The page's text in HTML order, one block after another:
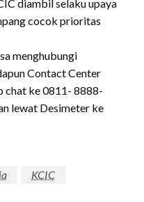
diambil selaku upaya
cocok prioritas
menghubungi
Contact Center
chat ke 0811- 8888-
lewat Desimeter ke
KCIC